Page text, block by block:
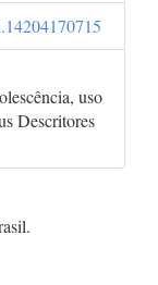
uso
Descritores